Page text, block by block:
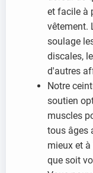
et facile à
vêtement.
soulage
discales,
d'autres
Notre
soutien
muscles
tous âges
mieux et
que soit